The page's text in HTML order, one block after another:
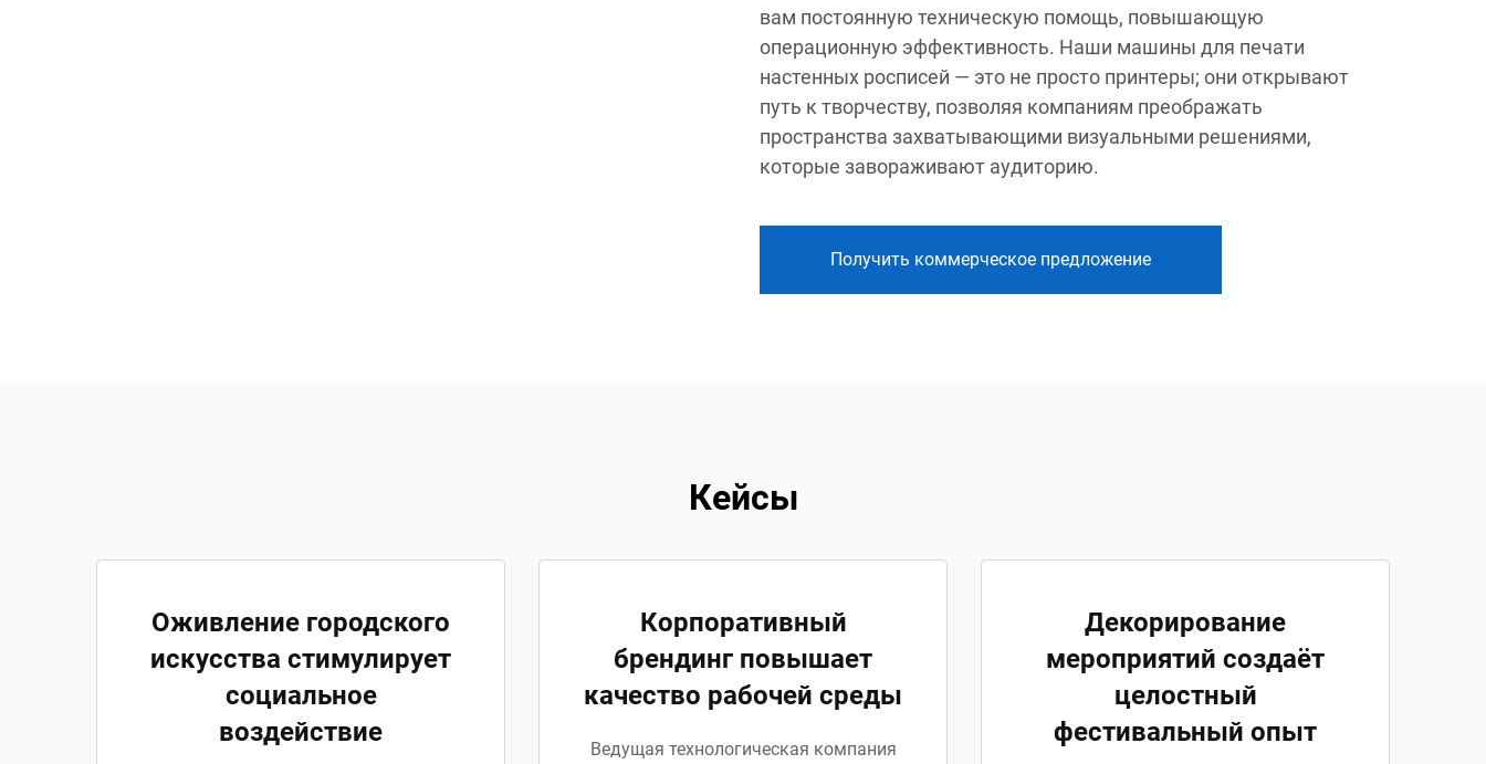
вам постоянную техническую помощь, повышающую
операционную эффективность. Наши машины для печати
настенных росписей — это не просто принтеры; они открывают
путь к творчеству, позволяя компаниям преображать
пространства захватывающими визуальными решениями,
которые завораживают аудиторию.
Получить коммерческое предложение
Кейсы
Оживление городского
искусства стимулирует
социальное
воздействие
Корпоративный
брендинг повышает
качество рабочей среды
Ведущая технологическая компания
Декорирование
мероприятий создаёт
целостный
фестивальный опыт